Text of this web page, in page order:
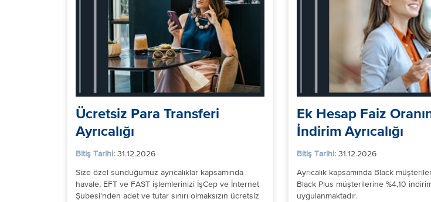
Ücretsiz Para Transferi
Ayrıcalığı
Bitiş Tarihi: 31.12.2026
Size özel sunduğumuz ayrıcalıklar kapsamında
havale, EFT ve FAST işlemlerinizi İşCep ve İnternet
Şubesi'nden adet ve tutar sınırı olmaksızın ücretsiz
Ek Hesap Faiz
İndirim Ayrıcalığı
Bitiş Tarihi: 31.12.2026
Ayrıcalık kapsamında Black
Black Plus müşterilerine %4,10
uygulanmaktadır.